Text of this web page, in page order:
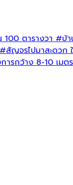
100 ตารางวา #บ้า
#สัญจรไปมาสะดวก
ารกว้าง 8-10 เมตร